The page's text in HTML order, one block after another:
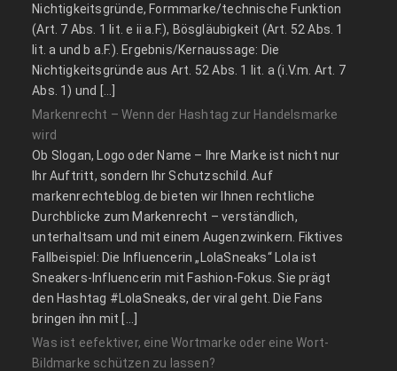
Nichtigkeitsgründe, Formmarke/technische Funktion
(Art. 7 Abs. 1 lit. e ii a.F.), Bösgläubigkeit (Art. 52 Abs. 1
lit. a und b a.F.). Ergebnis/Kernaussage: Die
Nichtigkeitsgründe aus Art. 52 Abs. 1 lit. a (i.V.m. Art. 7
Abs. 1) und […]
Markenrecht – Wenn der Hashtag zur Handelsmarke
wird
Ob Slogan, Logo oder Name – Ihre Marke ist nicht nur
Ihr Auftritt, sondern Ihr Schutzschild. Auf
markenrechteblog.de bieten wir Ihnen rechtliche
Durchblicke zum Markenrecht – verständlich,
unterhaltsam und mit einem Augenzwinkern. Fiktives
Fallbeispiel: Die Influencerin „LolaSneaks“ Lola ist
Sneakers-Influencerin mit Fashion-Fokus. Sie prägt
den Hashtag #LolaSneaks, der viral geht. Die Fans
bringen ihn mit […]
Was ist eefektiver, eine Wortmarke oder eine Wort-
Bildmarke schützen zu lassen?